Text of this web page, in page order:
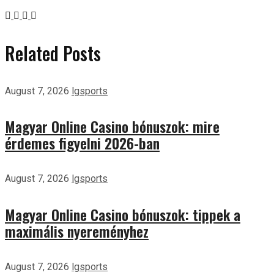
Related Posts
August 7, 2026 lgsports
Magyar Online Casino bónuszok: mire
érdemes figyelni 2026-ban
August 7, 2026 lgsports
Magyar Online Casino bónuszok: tippek a
maximális nyereményhez
August 7, 2026 lgsports